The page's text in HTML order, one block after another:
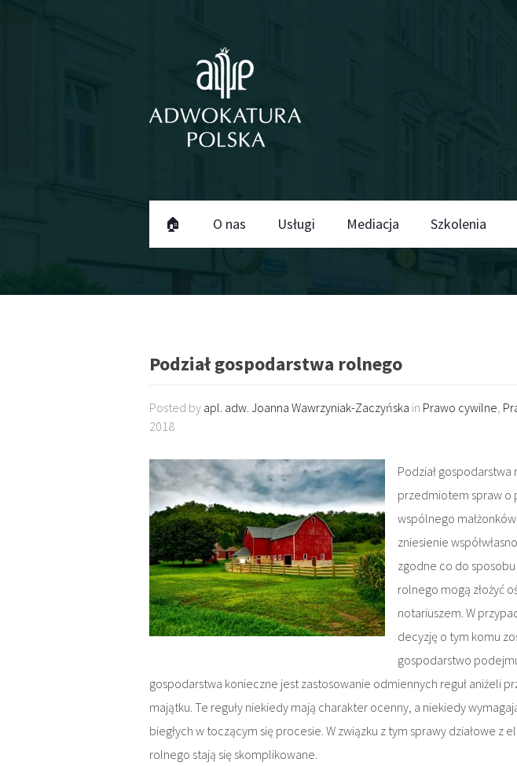
🏠 O nas Usługi Mediacja Szkolenia
Podział gospodarstwa rolnego
Posted by apl. adw. Joanna Wawrzyniak-Zaczyńska in Prawo cywilne,
2018
Podział
przedmiotem spraw o
wspólnego
zniesienie
zgodne co do
rolnego mogą złożyć
notariuszem. W
decyzję o tym komu
gospodarstwo
gospodarstwa konieczne jest zastosowanie odmiennych reguł aniżeli
majątku. Te reguły niekiedy mają charakter ocenny, a niekiedy
biegłych w toczącym się procesie. W związku z tym sprawy działowe z
rolnego stają się skomplikowane.